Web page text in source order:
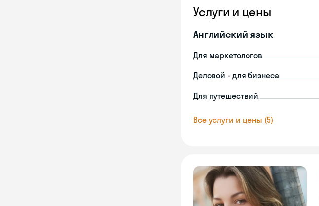
Услуги и цены
Английский язык
Для маркетологов
Деловой - для бизнеса
Для путешествий
Все услуги и цены (5)